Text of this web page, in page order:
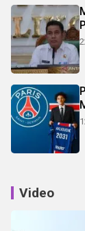
Video